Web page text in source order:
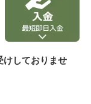
けしておりませ